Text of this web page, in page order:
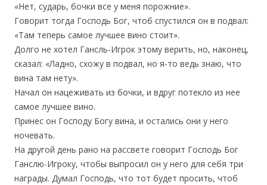
«Нет, сударь, бочки все у меня порожние».
Говорит тогда Господь Бог, чтоб спустился он в подвал:
«Там теперь самое лучшее вино стоит».
Долго не хотел Гансль-Игрок этому верить, но, наконец,
сказал: «Ладно, схожу в подвал, но я-то ведь знаю, что
вина там нету».
Начал он нацеживать из бочки, и вдруг потекло из нее
самое лучшее вино.
Принес он Господу Богу вина, и остались они у него
ночевать.
На другой день рано на рассвете говорит Господь Бог
Ганслю-Игроку, чтобы выпросил он у него для себя три
награды. Думал Господь, что тот будет просить, чтоб